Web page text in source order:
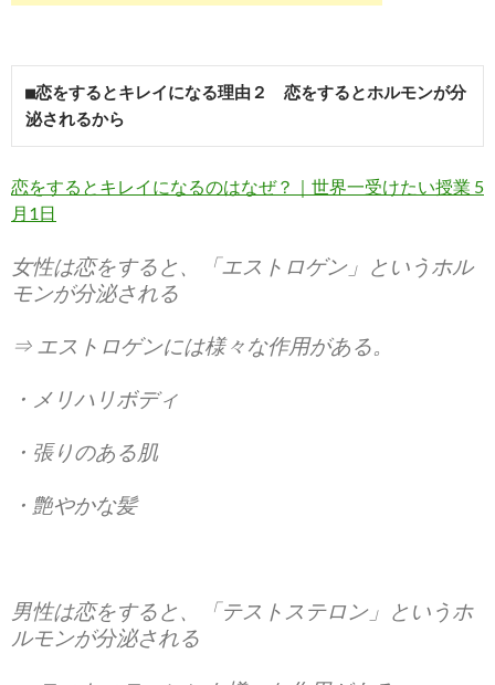
■恋をするとキレイになる理由２　恋をするとホルモンが分
泌されるから
恋をするとキレイになるのはなぜ？｜世界一受けたい授業 5
月1日
女性は恋をすると、「エストロゲン」というホル
モンが分泌される
⇒ エストロゲンには様々な作用がある。
・メリハリボディ
・張りのある肌
・艶やかな髪
男性は恋をすると、「テストステロン」というホ
ルモンが分泌される